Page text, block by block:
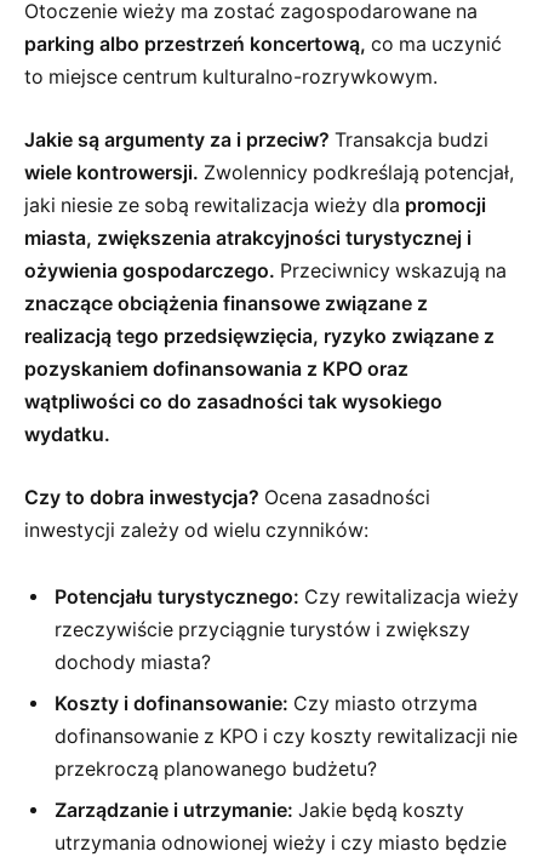
Otoczenie wieży ma zostać zagospodarowane na
parking albo przestrzeń koncertową, co ma uczynić
to miejsce centrum kulturalno-rozrywkowym.
Jakie są argumenty za i przeciw? Transakcja budzi
wiele kontrowersji. Zwolennicy podkreślają potencjał,
jaki niesie ze sobą rewitalizacja wieży dla promocji
miasta, zwiększenia atrakcyjności turystycznej i
ożywienia gospodarczego. Przeciwnicy wskazują na
znaczące obciążenia finansowe związane z
realizacją tego przedsięwzięcia, ryzyko związane z
pozyskaniem dofinansowania z KPO oraz
wątpliwości co do zasadności tak wysokiego
wydatku.
Czy to dobra inwestycja? Ocena zasadności
inwestycji zależy od wielu czynników:
Potencjału turystycznego: Czy rewitalizacja wieży
rzeczywiście przyciągnie turystów i zwiększy
dochody miasta?
Koszty i dofinansowanie: Czy miasto otrzyma
dofinansowanie z KPO i czy koszty rewitalizacji nie
przekroczą planowanego budżetu?
Zarządzanie i utrzymanie: Jakie będą koszty
utrzymania odnowionej wieży i czy miasto będzie